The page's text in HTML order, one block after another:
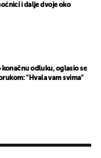
i dalje dvoje oko
konačnu odluku, oglasio se
"Hvala vam svima"